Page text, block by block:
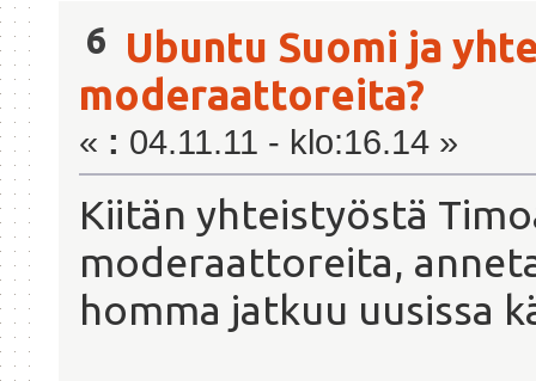
6 Ubuntu Suomi ja
moderaattoreita?
« : 04.11.11 - klo:16.14 »
Kiitän yhteistyöstä
moderaattoreita,
homma jatkuu uusissa